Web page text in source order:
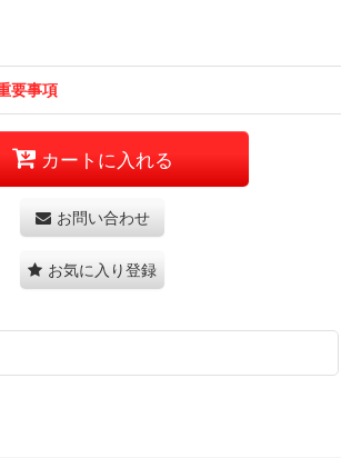
要事項
カートに入れる
お問い合わせ
お気に入り登録